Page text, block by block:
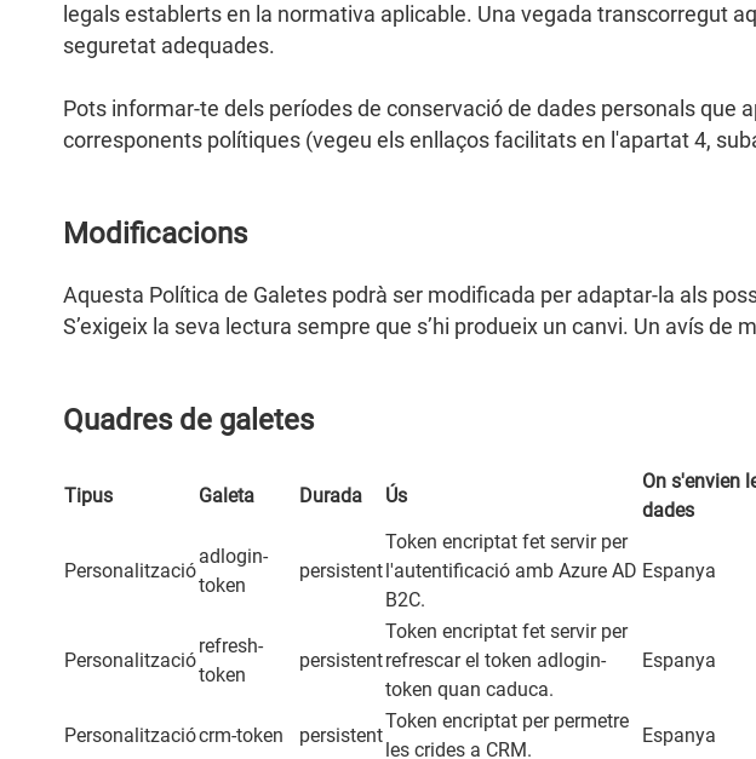
legals establerts en la normativa aplicable. Una vegada transcorregut
seguretat adequades.
Pots informar-te dels períodes de conservació de dades personals
corresponents polítiques (vegeu els enllaços facilitats en l'apartat 4,
Modificacions
Aquesta Política de Galetes podrà ser modificada per adaptar-la als
S’exigeix la seva lectura sempre que s’hi produeix un canvi. Un avís
Quadres de galetes
Tipus Galeta Durada Ús
On s'envien
dades
Personalització
adlogin-
token
persistent
Token encriptat fet servir per
l'autentificació amb Azure AD
B2C.
Espanya
Personalització
refresh-
token
persistent
Token encriptat fet servir per
refrescar el token adlogin-
token quan caduca.
Espanya
Personalitzaciócrm-token persistent
Token encriptat per permetre
les crides a CRM.
Espanya